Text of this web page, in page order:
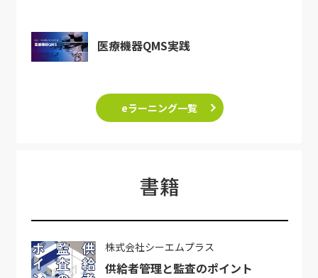
医療機器QMS実践
eラーニング一覧
書籍
株式会社シーエムプラス
供給者管理と監査のポイント